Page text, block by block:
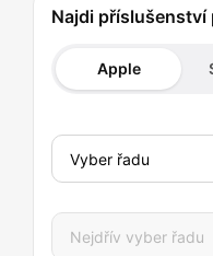
Najdi příslušenství
Apple